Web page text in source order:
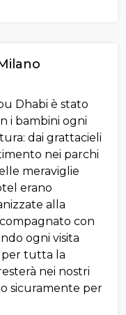
Dhabi è stato
i bambini ogni
dai grattacieli
nei parchi
meraviglie
erano
alla
con
ogni visita
per tutta la
nei nostri
sicuramente per